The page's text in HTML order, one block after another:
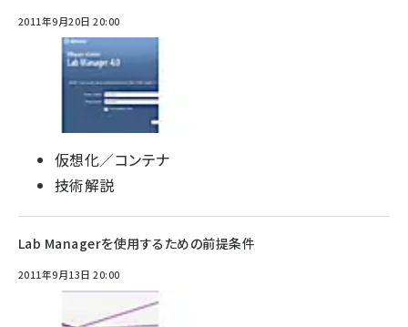
2011年9月20日 20:00
仮想化／コンテナ
技術解説
Lab Managerを使用するための前提条件
2011年9月13日 20:00